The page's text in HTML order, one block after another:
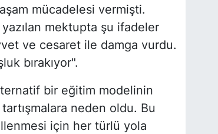
mücadelesi vermişti.
mektupta şu ifadeler
ve cesaret ile damga vurdu.
bırakıyor".
bir eğitim modelinin
neden oldu. Bu
için her türlü yola